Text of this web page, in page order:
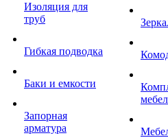
Изоляция для
труб
Гибкая подводка
Баки и емкости
Запорная
арматура